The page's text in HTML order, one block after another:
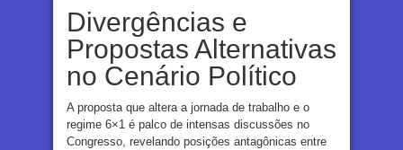
Divergências e
Propostas Alternativas
no Cenário Político
A proposta que altera a jornada de trabalho e o
regime 6×1 é palco de intensas discussões no
Congresso, revelando posições antagônicas entre